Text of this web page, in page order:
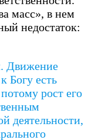
масс», в нем
недостаток:
Движение
Богу есть
рост его
деятельности,